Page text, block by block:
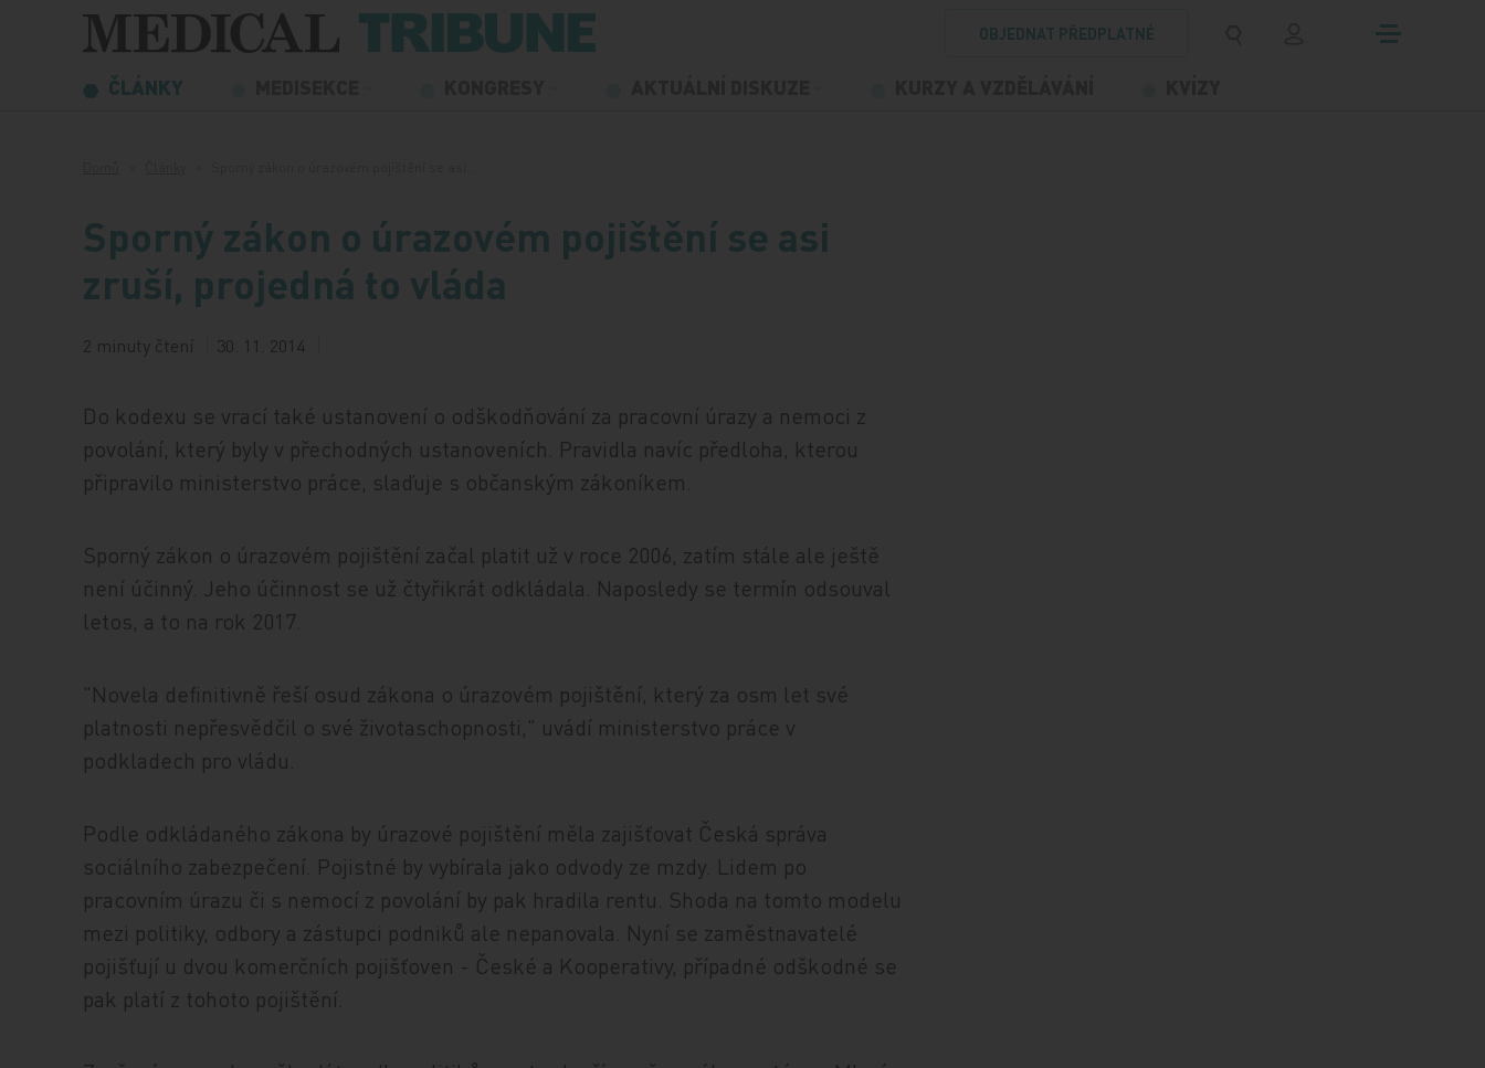
Přeskočit na obsah
OBJEDNAT PŘEDPLATNÉ
ČLÁNKY
Sporný zákon o úrazovém pojištění se asi
zruší, projedná to vláda
2 minuty čtení 30. 11. 2014
Do kodexu se vrací také ustanovení o odškodňování za pracovní úrazy a nemoci z
povolání, který byly v přechodných ustanoveních. Pravidla navíc předloha, kterou
připravilo ministerstvo práce, slaďuje s občanským zákoníkem.
Sporný zákon o úrazovém pojištění začal platit už v roce 2006, zatím stále ale ještě
není účinný. Jeho účinnost se už čtyřikrát odkládala. Naposledy se termín odsouval
letos, a to na rok 2017.
"Novela definitivně řeší osud zákona o úrazovém pojištění, který za osm let své
platnosti nepřesvědčil o své životaschopnosti," uvádí ministerstvo práce v
podkladech pro vládu.
Podle odkládaného zákona by úrazové pojištění měla zajišťovat Česká správa
sociálního zabezpečení. Pojistné by vybírala jako odvody ze mzdy. Lidem po
pracovním úrazu či s nemocí z povolání by pak hradila rentu. Shoda na tomto modelu
mezi politiky, odbory a zástupci podniků ale nepanovala. Nyní se zaměstnavatelé
pojišťují u dvou komerčních pojišťoven - České a Kooperativy, případné odškodné se
pak platí z tohoto pojištění.